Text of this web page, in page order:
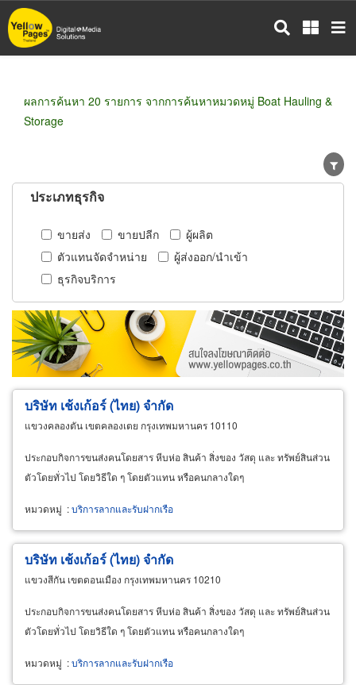
ข้าม
ไป
ผลการค้นหา 20 รายการ จากการค้นหาหมวดหมู่ Boat Hauling &
Storage
ประเภทธุรกิจ
ขายส่ง ขายปลีก
ผู้ผลิต
ตัวแทนจัดจำหน่าย
ผู้ส่งออก/นำเข้า
ธุรกิจบริการ
บริษัท เช้งเก้อร์ (ไทย) จำกัด
แขวงคลองตัน เขตคลองเตย กรุงเทพมหานคร 10110
ประกอบกิจการขนส่งคนโดยสาร หีบห่อ สินค้า สิ่งของ วัสดุ และ ทรัพย์สินส่วน
ตัวโดยทั่วไป โดยวิธีใด ๆ โดยตัวแทน หรือคนกลางใดๆ
หมวดหมู่ :บริการลากและรับฝากเรือ
บริษัท เช้งเก้อร์ (ไทย) จำกัด
แขวงสีกัน เขตดอนเมือง กรุงเทพมหานคร 10210
ประกอบกิจการขนส่งคนโดยสาร หีบห่อ สินค้า สิ่งของ วัสดุ และ ทรัพย์สินส่วน
ตัวโดยทั่วไป โดยวิธีใด ๆ โดยตัวแทน หรือคนกลางใดๆ
หมวดหมู่ :บริการลากและรับฝากเรือ